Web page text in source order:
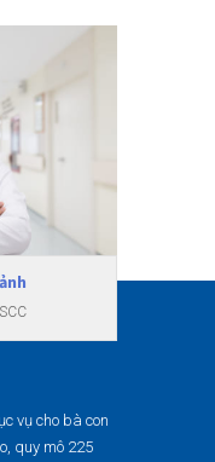
vụ cho bà con
quy mô 225